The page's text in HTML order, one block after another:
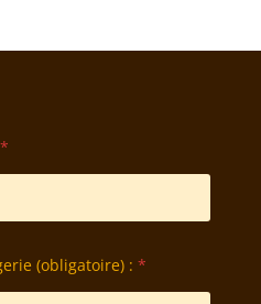
*
(obligatoire) : *